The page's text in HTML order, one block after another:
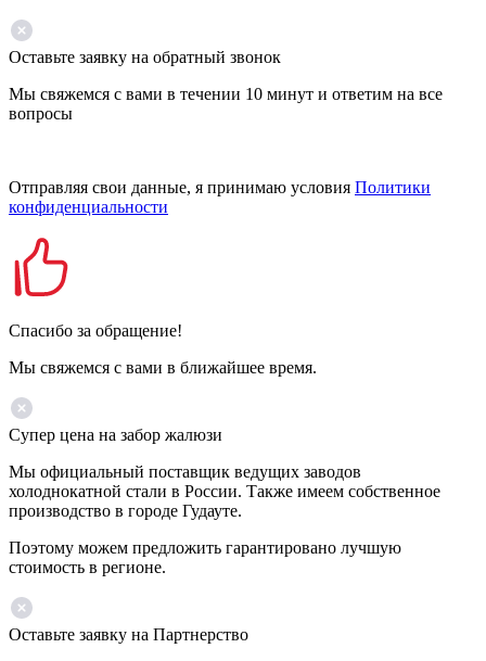
Оставьте заявку на обратный звонок
Мы свяжемся с вами в течении 10 минут и ответим на все
вопросы
Отправляя свои данные, я принимаю условия Политики
конфиденциальности
Спасибо за обращение!
Мы свяжемся с вами в ближайшее время.
Супер цена на забор жалюзи
Мы официальный поставщик ведущих заводов
холоднокатной стали в России. Также имеем собственное
производство в городе Гудауте.
Поэтому можем предложить гарантировано лучшую
стоимость в регионе.
Оставьте заявку на Партнерство